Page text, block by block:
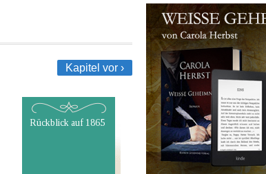
Kapitel vor ›
Rückblick auf 1865